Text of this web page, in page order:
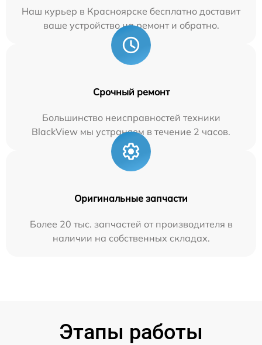
Наш курьер в Красноярске бесплатно доставит
ваше устройство на ремонт и обратно.
Срочный ремонт
Большинство неисправностей техники
BlackView мы устраняем в течение 2 часов.
Оригинальные запчасти
Более 20 тыс. запчастей от производителя в
наличии на собственных складах.
Этапы работы